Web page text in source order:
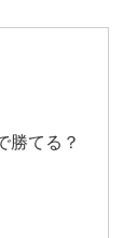
勝てる？